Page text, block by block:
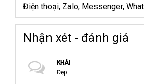
Điện thoại, Zalo, Messenger,
Nhận xét - đánh giá
KHÁI
Đẹp